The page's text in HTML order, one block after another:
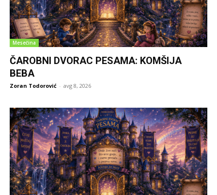
Mesečina
ČAROBNI DVORAC PESAMA: KOMŠIJA
BEBA
Zoran Todorović - avg 8, 2026